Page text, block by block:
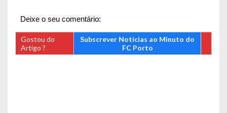
Deixe o seu comentário:
Gostou do
Artigo ?
Subscrever Notícias ao Minuto do
FC Porto